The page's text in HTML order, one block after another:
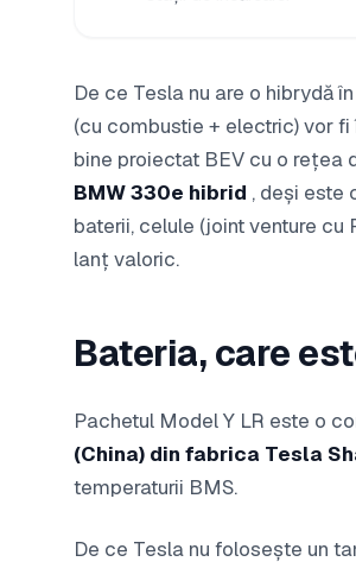
De ce Tesla nu are o hibrydă
(cu combustie + electric) vor
bine proiectat BEV cu o rețea
BMW 330e hibrid , deși este
baterii, celule (joint venture
lanț valoric.
Bateria, care
Pachetul Model Y LR este o
(China) din fabrica Tesla
temperaturii BMS.
De ce Tesla nu folosește un